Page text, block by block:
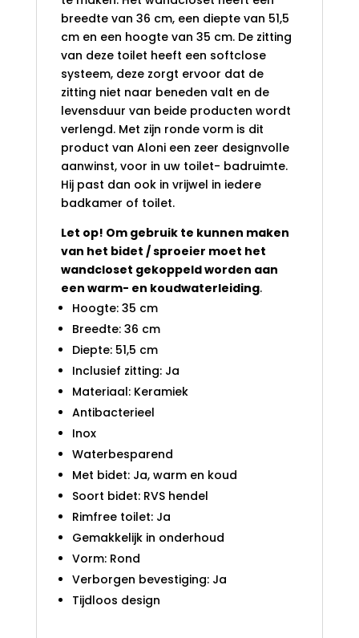
breedte van 36 cm, een diepte van 51,5
cm en een hoogte van 35 cm. De zitting
van deze toilet heeft een softclose
systeem, deze zorgt ervoor dat de
zitting niet naar beneden valt en de
levensduur van beide producten wordt
verlengd. Met zijn ronde vorm is dit
product van Aloni een zeer designvolle
aanwinst, voor in uw toilet- badruimte.
Hij past dan ook in vrijwel in iedere
badkamer of toilet.
Let op! Om gebruik te kunnen maken
van het bidet / sproeier moet het
wandcloset gekoppeld worden aan
een warm- en koudwaterleiding.
Hoogte: 35 cm
Breedte: 36 cm
Diepte: 51,5 cm
Inclusief zitting: Ja
Materiaal: Keramiek
Antibacterieel
Inox
Waterbesparend
Met bidet: Ja, warm en koud
Soort bidet: RVS hendel
Rimfree toilet: Ja
Gemakkelijk in onderhoud
Vorm: Rond
Verborgen bevestiging: Ja
Tijdloos design